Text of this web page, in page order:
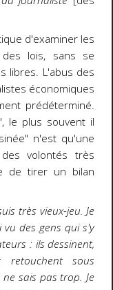
d'examiner les
lois, sans se
libres. L'abus des
économiques
prédéterminé.
le plus souvent il
n'est qu'une
volontés très
de tirer un bilan
très vieux-jeu. Je
vu des gens qui s'y
: ils dessinent,
sous
sais pas trop. Je